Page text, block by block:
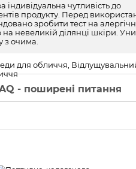
чутливість до
продукту. Перед
зробити тест на
на невеликій ділянці шкіри.
з очима.
для обличчя,
- поширені питання